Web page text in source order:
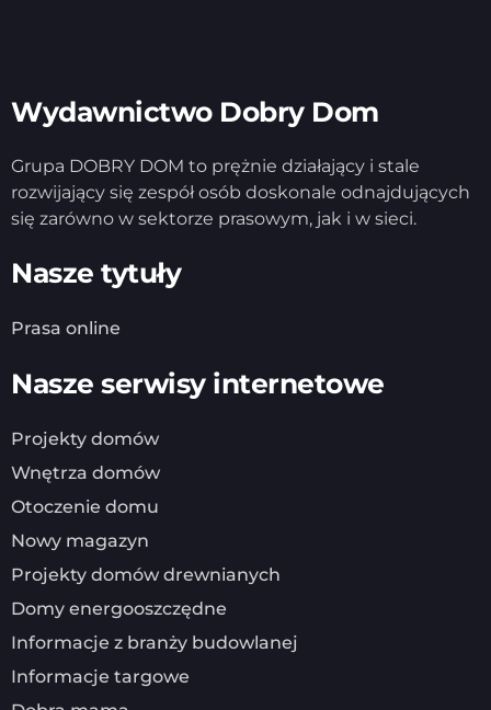
Wydawnictwo Dobry Dom
Grupa DOBRY DOM to prężnie działający i stale
rozwijający się zespół osób doskonale odnajdujących
się zarówno w sektorze prasowym, jak i w sieci.
Nasze tytuły
Prasa online
Nasze serwisy internetowe
Projekty domów
Wnętrza domów
Otoczenie domu
Nowy magazyn
Projekty domów drewnianych
Domy energooszczędne
Informacje z branży budowlanej
Informacje targowe